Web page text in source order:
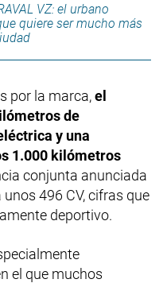
VZ: el urbano
quiere ser mucho más
por la marca,el
de
y una
1.000 kilómetros
conjunta anunciada
496 CV, cifras que
deportivo.
el que muchos